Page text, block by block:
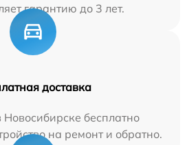
гарантию до 3 лет.
доставка
бесплатно
на ремонт и обратно.